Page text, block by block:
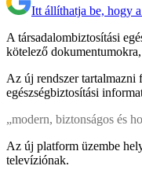
Itt állíthatja be, hogy
A társadalombiztosítási
kötelező
Az új rendszer tartalmazni
egészségbiztosítási
„modern, biztonságos és
Az új platform üzembe
televíziónak.